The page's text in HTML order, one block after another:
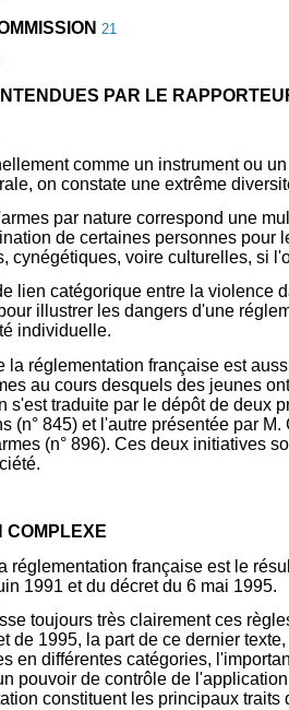
21
PAR LE
comme un instrument ou
on constate une extrême
par nature correspond une
de certaines personnes
cynégétiques, voire culturelles, si
lien catégorique entre la violence
illustrer les dangers d'une
individuelle.
la réglementation française est
au cours desquels des jeunes
s'est traduite par le dépôt de deux
(n° 845) et l'autre présentée par
(n° 896). Ces deux initiatives
COMPLEXE
réglementation française est le
1991 et du décret du 6 mai 1995.
toujours très clairement ces
de 1995, la part de ce dernier
en différentes catégories,
pouvoir de contrôle de
constituent les principaux traits